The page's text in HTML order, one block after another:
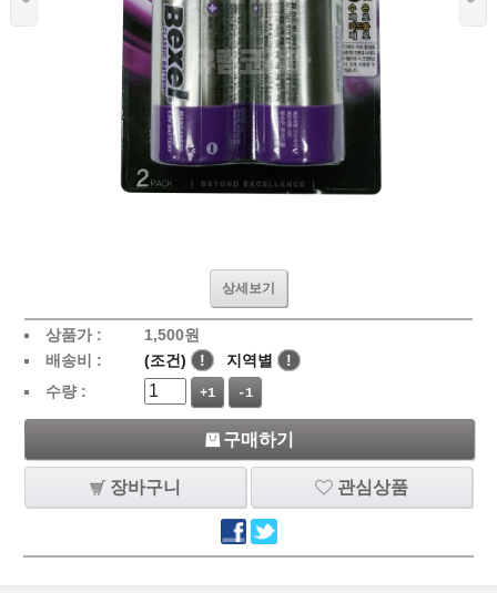
상세보기
상품가 : 1,500원
배송비 :
(조건) ! 지역별
!
수량 :
+1 -1
구매하기
장바구니 관심상품